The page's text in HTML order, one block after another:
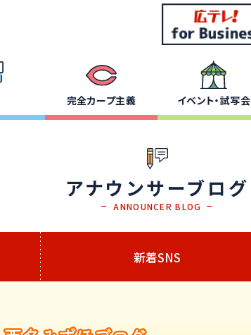
完全カープ主義 イベント・試写会
アナウンサーブログ
ANNOUNCER BLOG
新着SNS